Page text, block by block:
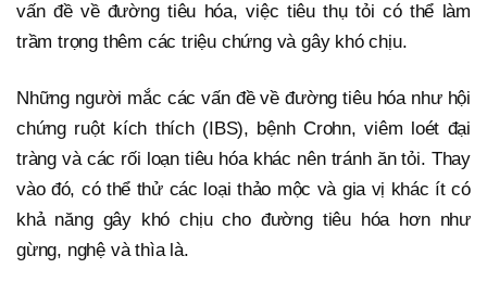
vấn đề về đường tiêu hóa, việc tiêu thụ tỏi có thể làm
trầm trọng thêm các triệu chứng và gây khó chịu.
Những người mắc các vấn đề về đường tiêu hóa như hội
chứng ruột kích thích (IBS), bệnh Crohn, viêm loét đại
tràng và các rối loạn tiêu hóa khác nên tránh ăn tỏi. Thay
vào đó, có thể thử các loại thảo mộc và gia vị khác ít có
khả năng gây khó chịu cho đường tiêu hóa hơn như
gừng, nghệ và thìa là.